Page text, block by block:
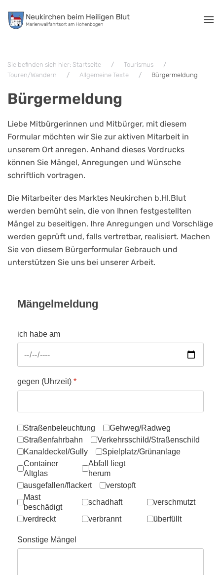
Zum Hauptinhalt springen
Sie befinden sich hier: Startseite
Tourismus
Touren/Wandern
Allgemeine Texte Bürgermeldung
Bürgermeldung
Liebe Mitbürgerinnen und Mitbürger, mit diesem
Formular möchten wir Sie zur aktiven Mitarbeit in
unserem Ort anregen. Anhand dieses Vordrucks
können Sie Mängel, Anregungen und Wünsche
schriftlich vortragen.
Die Mitarbeiter des Marktes Neukirchen b.Hl.Blut
werden bemüht sein, die von Ihnen festgestellten
Mängel zu beseitigen. Ihre Anregungen und Vorschläge
werden geprüft und, falls vertretbar, realisiert. Machen
Sie von diesem Bürgerformular Gebrauch und
unterstützen Sie uns bei unserer Arbeit.
Mängelmeldung
ich habe am
gegen (Uhrzeit) *
folgende Mängel festgestellt:
Straßenbeleuchtung
Gehweg/Radweg
Straßenfahrbahn
Verkehrsschild/Straßenschild
Kanaldeckel/Gully
Spielplatz/Grünanlage
Container
Altglas
Abfall liegt
herum
ausgefallen/flackert
verstopft
Mast
beschädigt
schadhaft
verschmutzt
verdreckt
verbrannt überfüllt
Sonstige Mängel